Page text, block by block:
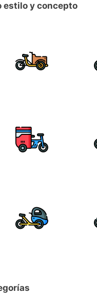
estilo y concepto